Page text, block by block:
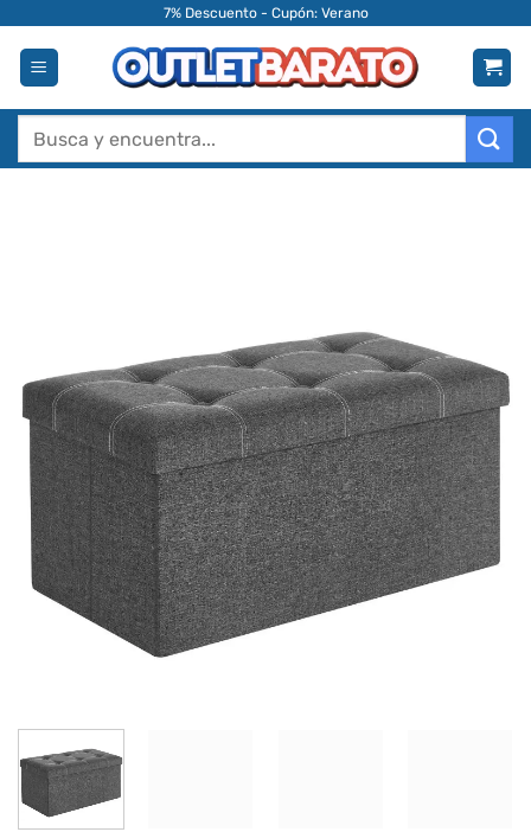
contenido
7% Descuento - Cupón: Verano
Buscar